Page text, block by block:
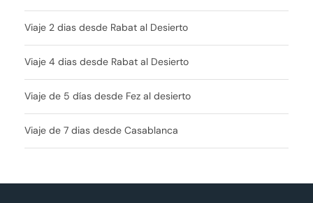
Viaje 2 dias desde Rabat al Desierto
Viaje 4 dias desde Rabat al Desierto
Viaje de 5 días desde Fez al desierto
Viaje de 7 dias desde Casablanca